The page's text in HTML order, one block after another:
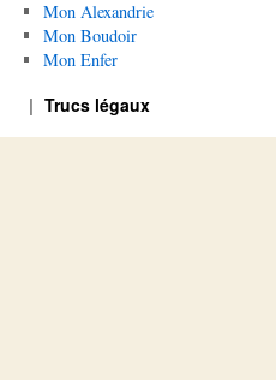
Mon Alexandrie
Mon Boudoir
Mon Enfer
Trucs légaux